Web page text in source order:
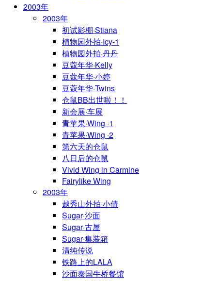
2003年
2003年
初试影棚·Stiana
植物园外拍·Icy-1
植物园外拍·丹丹
豆蔻年华·Kelly
豆蔻年华·小婷
豆蔻年华·Twins
仓鼠BB出世啦！！
新会展·车展
青苹果·Wing ·1
青苹果·Wing ·2
第六天的仓鼠
八日后的仓鼠
Vivid Wing in Carmine
Fairylike Wing
2003年
越秀山外拍·小倩
Sugar·沙面
Sugar·古屋
Sugar·集装箱
清纯传说
铁路上的LALA
沙面泰国牛桥餐馆